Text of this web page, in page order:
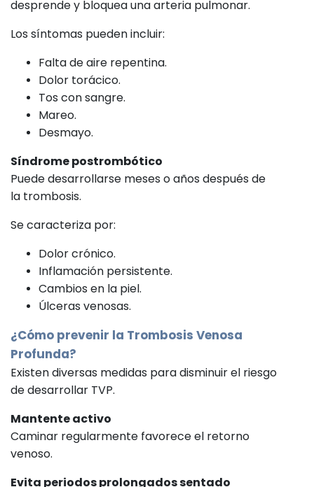
desprende y bloquea una arteria pulmonar.
Los síntomas pueden incluir:
Falta de aire repentina.
Dolor torácico.
Tos con sangre.
Mareo.
Desmayo.
Síndrome postrombótico
Puede desarrollarse meses o años después de
la trombosis.
Se caracteriza por:
Dolor crónico.
Inflamación persistente.
Cambios en la piel.
Úlceras venosas.
¿Cómo prevenir la Trombosis Venosa
Profunda?
Existen diversas medidas para disminuir el riesgo
de desarrollar TVP.
Mantente activo
Caminar regularmente favorece el retorno
venoso.
Evita periodos prolongados sentado